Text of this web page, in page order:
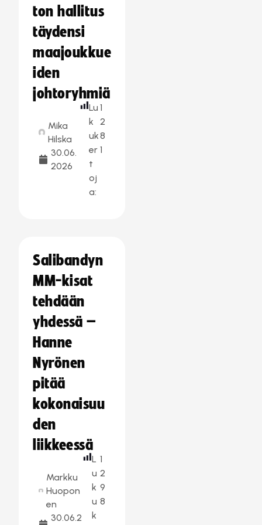
ton hallitus
täydensi
maajoukkue
iden
johtoryhmiä
Mika
Hilska
30.06.
2026
Lu
k
uk
er
t
oj
a:
1
2
8
1
Salibandyn
MM-kisat
tehdään
yhdessä –
Hanne
Nyrönen
pitää
kokonaisuu
den
liikkeessä
Markku
Huopon
en
30.06.2
L
u
k
u
k
1
2
9
8